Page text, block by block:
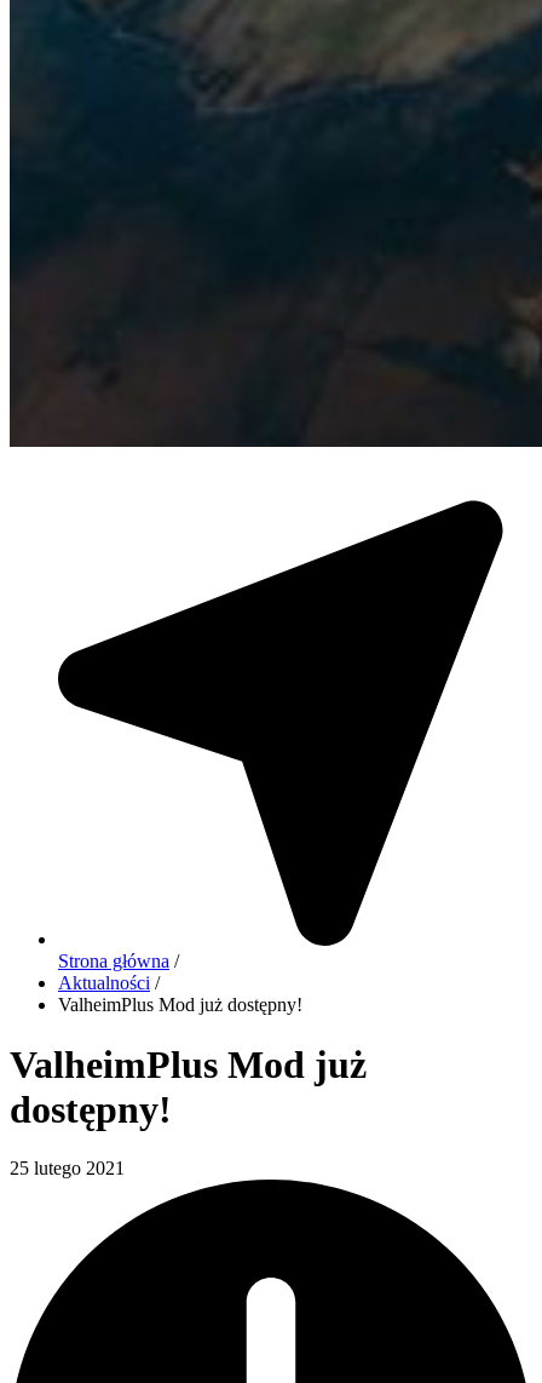
Strona główna /
Aktualności /
ValheimPlus Mod już dostępny!
ValheimPlus Mod już
dostępny!
25 lutego 2021